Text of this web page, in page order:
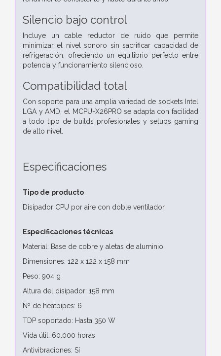
Silencio bajo control
Incluye un cable reductor de ruido que permite
minimizar el nivel sonoro sin sacrificar capacidad de
refrigeración, ofreciendo un equilibrio perfecto entre
potencia y funcionamiento silencioso.
Compatibilidad total
Con soporte para una amplia variedad de sockets Intel
LGA y AMD, el MCPU-X26PRO se adapta con facilidad
a todo tipo de builds profesionales y setups gaming
de alto nivel.
Especificaciones
Tipo de producto
Disipador CPU por aire con doble ventilador
Especificaciones técnicas
Material: Base de cobre y aletas de aluminio
Dimensiones: 122 x 122 x 158 mm
Peso: 904 g
Altura del disipador: 158 mm
Nº de heatpipes: 6
TDP soportado: Hasta 350 W
Vida útil: 60.000 horas
Antivibraciones: Sí